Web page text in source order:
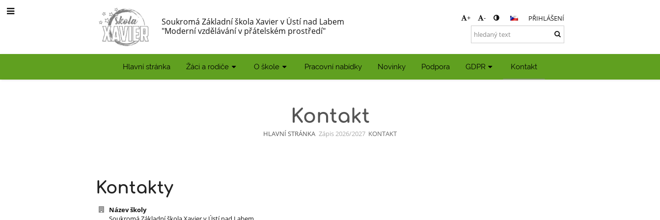
Soukromá Základní škola Xavier v Ústí nad Labem
"Moderní vzdělávání v přátelském prostředí"
+ - PŘIHLÁŠENÍ
Hlavní stránka Žáci a rodiče O škole Pracovní nabídky Novinky Podpora GDPR Kontakt
Kontakt
HLAVNÍ STRÁNKA Zápis 2026/2027 KONTAKT
Kontakt
Kontakty
Název školy